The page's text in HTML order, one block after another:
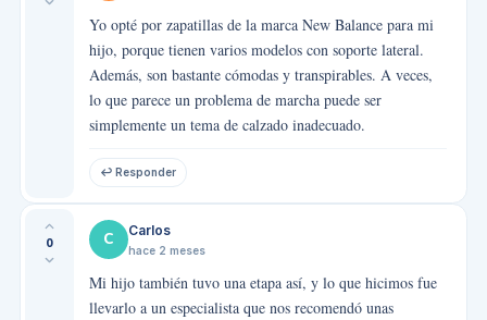
Yo opté por zapatillas de la marca New Balance para mi
hijo, porque tienen varios modelos con soporte lateral.
Además, son bastante cómodas y transpirables. A veces,
lo que parece un problema de marcha puede ser
simplemente un tema de calzado inadecuado.
↩ Responder
0 C Carlos
hace 2 meses
Mi hijo también tuvo una etapa así, y lo que hicimos fue
llevarlo a un especialista que nos recomendó unas